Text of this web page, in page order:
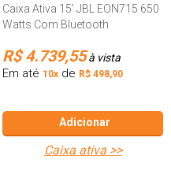
Caixa Ativa 15' JBL EON715 650
Watts Com Bluetooth
R$ 4.739,55à vista
Em até 10x de R$ 498,90
Adicionar
caixa ativa >>